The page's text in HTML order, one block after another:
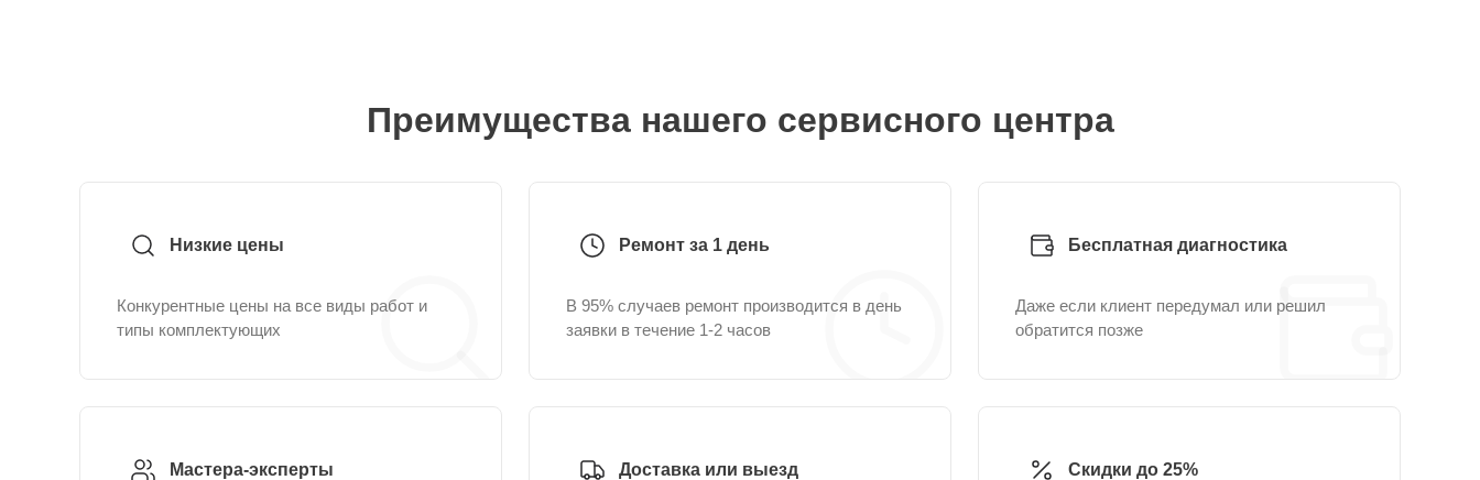
Преимущества нашего сервисного центра
Низкие цены
Конкурентные цены на все виды работ и
типы комплектующих
Ремонт за 1 день
В 95% случаев ремонт производится в день
заявки в течение 1-2 часов
Бесплатная диагностика
Даже если клиент передумал или решил
обратится позже
Мастера-эксперты Доставка или выезд Скидки до 25%